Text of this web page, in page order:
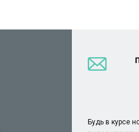
Будь в курсе